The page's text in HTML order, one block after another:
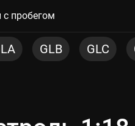
пробегом
GLC COUPE GLE